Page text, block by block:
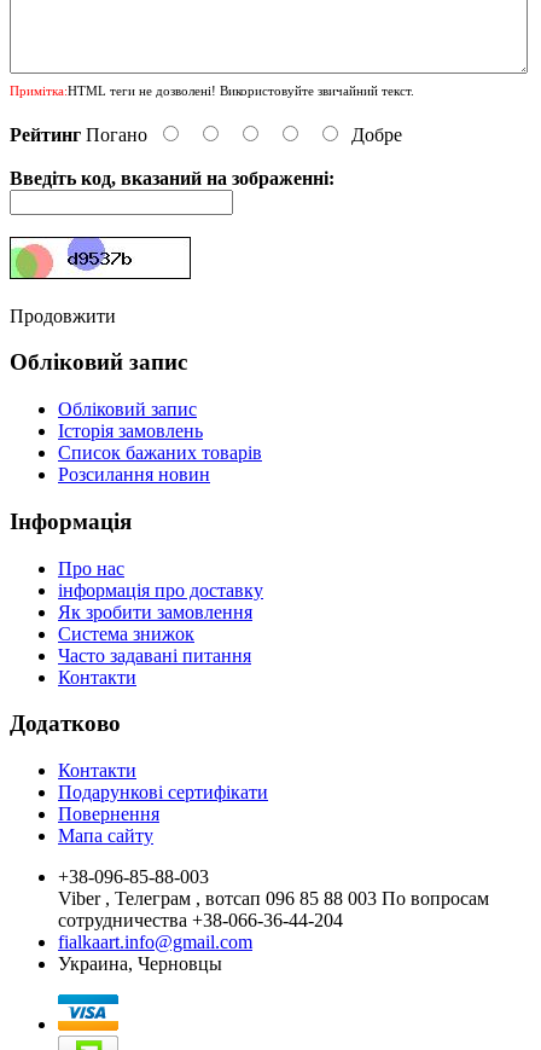
Примітка:HTML теги не дозволені! Використовуйте звичайний текст.
Рейтинг Погано Добре
Введіть код, вказаний на зображенні:
Продовжити
Обліковий запис
Обліковий запис
Історія замовлень
Список бажаних товарів
Розсилання новин
Інформація
Про нас
інформація про доставку
Як зробити замовлення
Система знижок
Часто задавані питання
Контакти
Додатково
Контакти
Подарункові сертифікати
Повернення
Мапа сайту
+38-096-85-88-003
Viber , Телеграм , вотсап 096 85 88 003 По вопросам
сотрудничества +38-066-36-44-204
fialkaart.info@gmail.com
Украина, Черновцы